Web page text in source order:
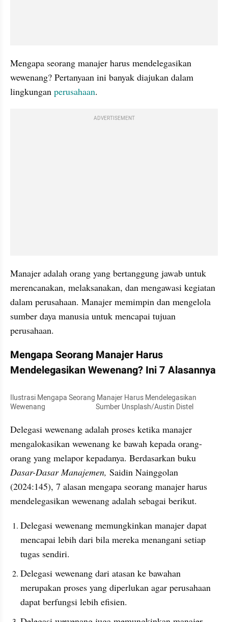
Mengapa seorang manajer harus mendelegasikan
wewenang? Pertanyaan ini banyak diajukan dalam
lingkungan perusahaan.
ADVERTISEMENT
Manajer adalah orang yang bertanggung jawab untuk
merencanakan, melaksanakan, dan mengawasi kegiatan
dalam perusahaan. Manajer memimpin dan mengelola
sumber daya manusia untuk mencapai tujuan
perusahaan.
Mengapa Seorang Manajer Harus
Mendelegasikan Wewenang? Ini 7 Alasannya
Ilustrasi Mengapa Seorang Manajer Harus Mendelegasikan
Wewenang                                 Sumber Unsplash/Austin Distel
Delegasi wewenang adalah proses ketika manajer
mengalokasikan wewenang ke bawah kepada orang-
Dasar-Dasar Manajemen, Saidin Nainggolan
(2024:145), 7 alasan mengapa seorang manajer harus
mendelegasikan wewenang adalah sebagai berikut.
Delegasi wewenang memungkinkan manajer dapat
mencapai lebih dari bila mereka menangani setiap
tugas sendiri.
Delegasi wewenang dari atasan ke bawahan
merupakan proses yang diperlukan agar perusahaan
dapat berfungsi lebih efisien.